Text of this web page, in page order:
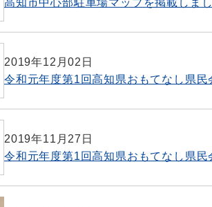
高知市中心部駐車場マップを掲載しまし
2019年12月02日
令和元年度第1回高知県おもてなし県民
2019年11月27日
令和元年度第1回高知県おもてなし県